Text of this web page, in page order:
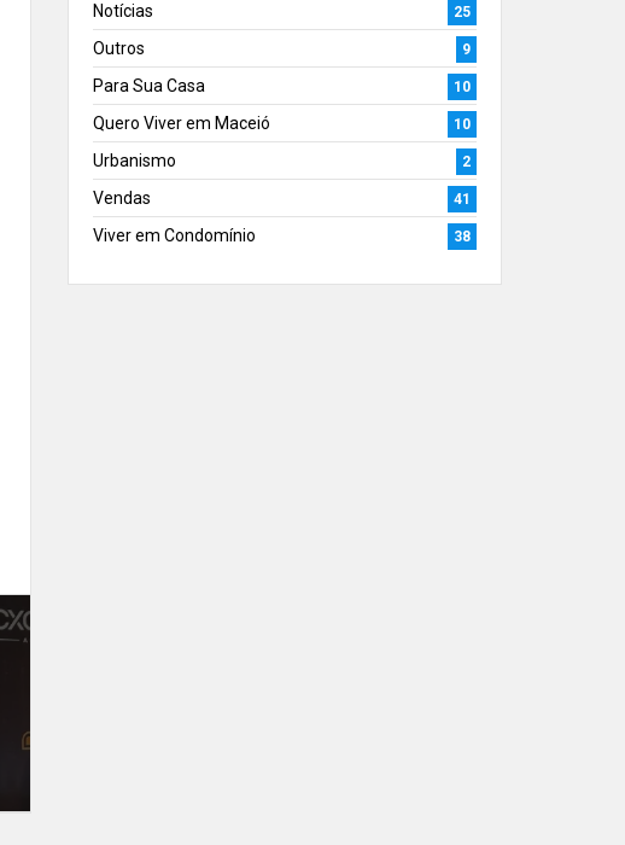
Notícias 25
Outros 9
Para Sua Casa 10
Quero Viver em Maceió 10
Urbanismo 2
Vendas 41
Viver em Condomínio 38